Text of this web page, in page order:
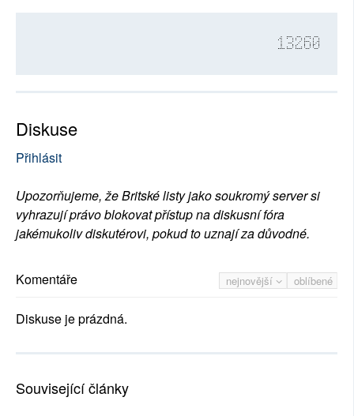
13260
Diskuse
Přihlásit
Upozorňujeme, že Britské listy jako soukromý server si
vyhrazují právo blokovat přístup na diskusní fóra
jakémukoliv diskutérovi, pokud to uznají za důvodné.
nejnovější oblíbené
Komentáře
Diskuse je prázdná.
Související články